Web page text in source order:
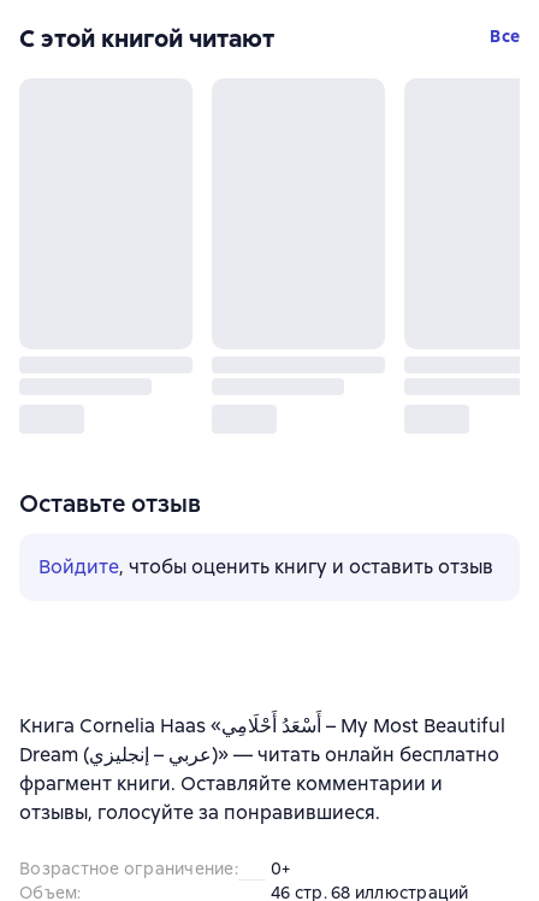
С этой книгой читают Все
Оставьте отзыв
Войдите, чтобы оценить книгу и оставить отзыв
Книга Cornelia Haas «أَسْعَدُ أَحْلَامِي – My Most Beautiful
Dream (عربي – إنجليزي)» — читать онлайн бесплатно
фрагмент книги. Оставляйте комментарии и
отзывы, голосуйте за понравившиеся.
Возрастное ограничение:
0+
Объем:
46 стр. 68 иллюстраций